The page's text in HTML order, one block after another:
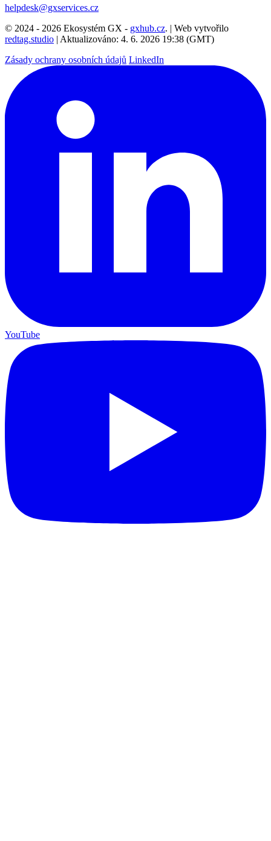
helpdesk@gxservices.cz
© 2024 - 2026 Ekosystém GX - gxhub.cz. | Web vytvořilo
redtag.studio | Aktualizováno: 4. 6. 2026 19:38 (GMT)
Zásady ochrany osobních údajů LinkedIn
YouTube